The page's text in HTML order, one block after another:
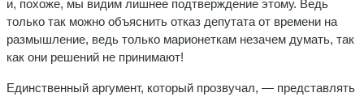
и, похоже, мы видим лишнее подтверждение этому. Ведь
только так можно объяснить отказ депутата от времени на
размышление, ведь только марионеткам незачем думать, так
как они решений не принимают!
Единственный аргумент, который прозвучал, — представлять